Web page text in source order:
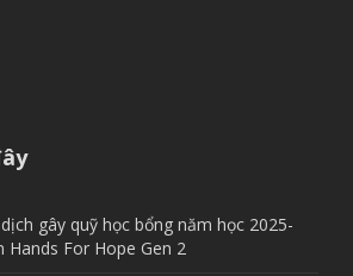
gây quỹ học bổng năm học 2025-
Hands For Hope Gen 2